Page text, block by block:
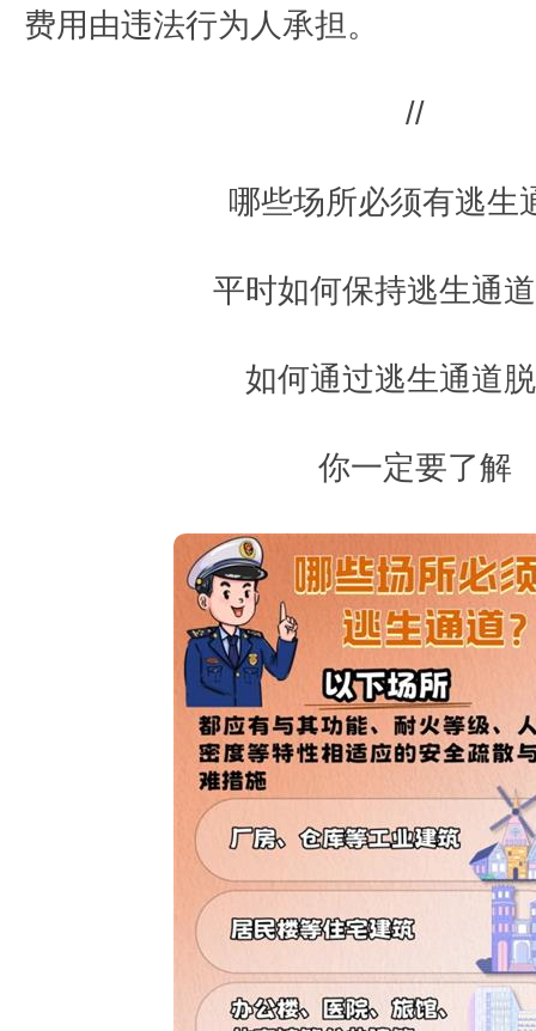
费用由违法行为人承担。
//
哪些场所必须有逃生
平时如何保持逃生通道
如何通过逃生通道脱
你一定要了解